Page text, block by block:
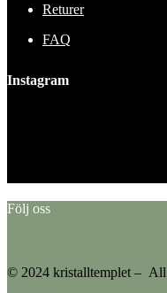
Returer
FAQ
Instagram
Följ oss
© 2024 kristalltemplet – All